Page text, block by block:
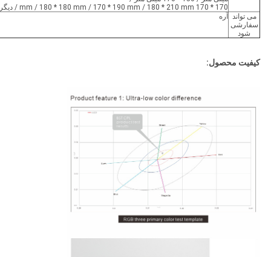
170 * 170 mm / 180 * 180 mm / 170 * 190 mm / 180 * 210 mm / دیگر
می تواند
سفارشی
شود
آره
کیفیت محصول: